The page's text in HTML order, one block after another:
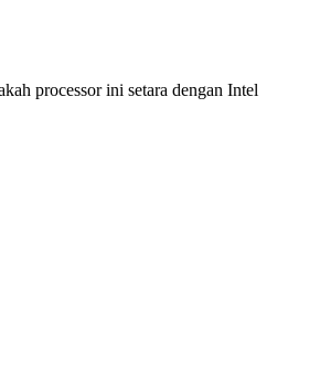
processor ini setara dengan Intel